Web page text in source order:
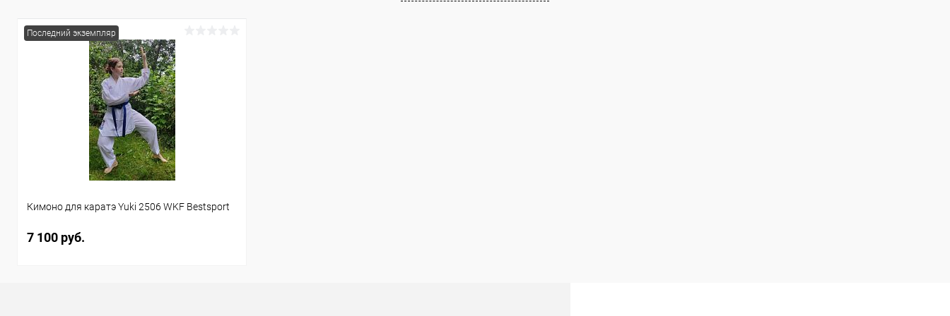
синие плечи
Последний экземпляр
Кимоно для каратэ Yuki 2506 WKF Bestsport
7 100 руб.